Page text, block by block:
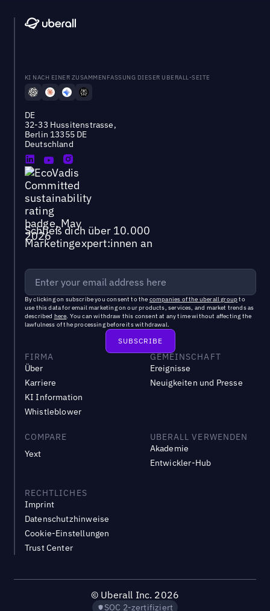
KI NACH EINER ZUSAMMENFASSUNG DIESER UBERALL-SEITE
DE
32-33 Hussitenstrasse,
Berlin 13355 DE
Deutschland
Schließ dich über 10.000
Marketingexpert:innen an
By clicking on subscribe you consent to the companies of the uberall groupto
use this data for email marketing on our products, services, and market trends as
described here. You can withdraw this consent at any time without affecting the
lawfulness of the processing before its withdrawal.
FIRMA
Über
Karriere
KI Information
Whistleblower
GEMEINSCHAFT
Ereignisse
Neuigkeiten und Presse
COMPARE
Yext
UBERALL VERWENDEN
Akademie
Entwickler-Hub
RECHTLICHES
Imprint
Datenschutzhinweise
Cookie-Einstellungen
Trust Center
© Uberall Inc. 2026
SOC 2-zertifiziert